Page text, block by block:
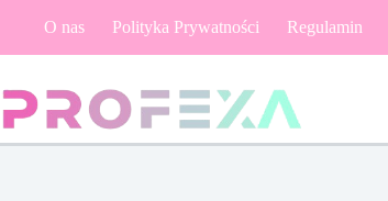
O nas Polityka Prywatności Regulamin